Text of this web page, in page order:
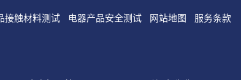
接触材料测试 电器产品安全测试 网站地图 服务条款